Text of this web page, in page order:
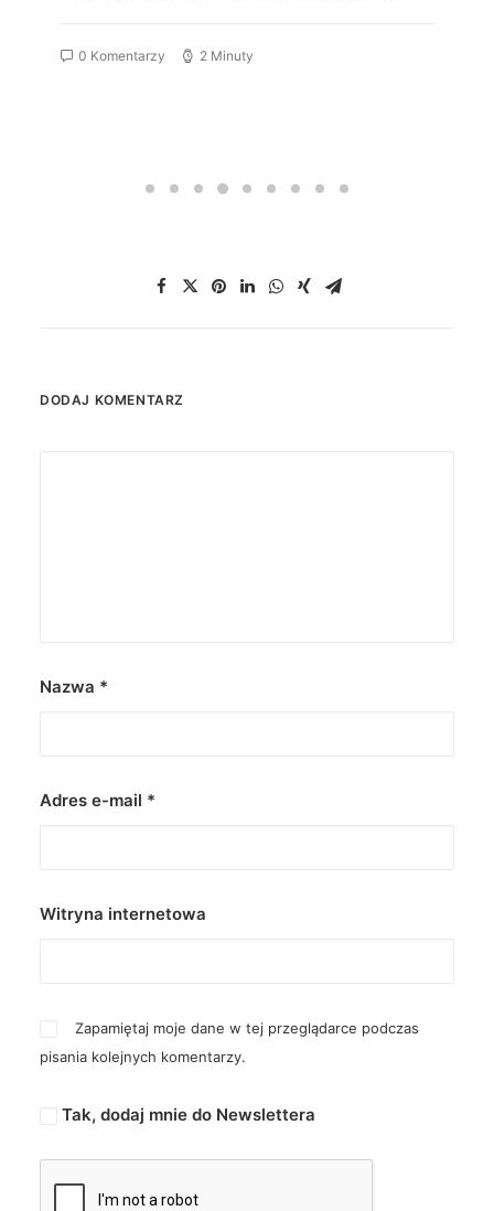
0 Komentarzy 2 Minuty
DODAJ KOMENTARZ
Nazwa *
Adres e-mail *
Witryna internetowa
Zapamiętaj moje dane w tej przeglądarce podczas
pisania kolejnych komentarzy.
Tak, dodaj mnie do Newslettera